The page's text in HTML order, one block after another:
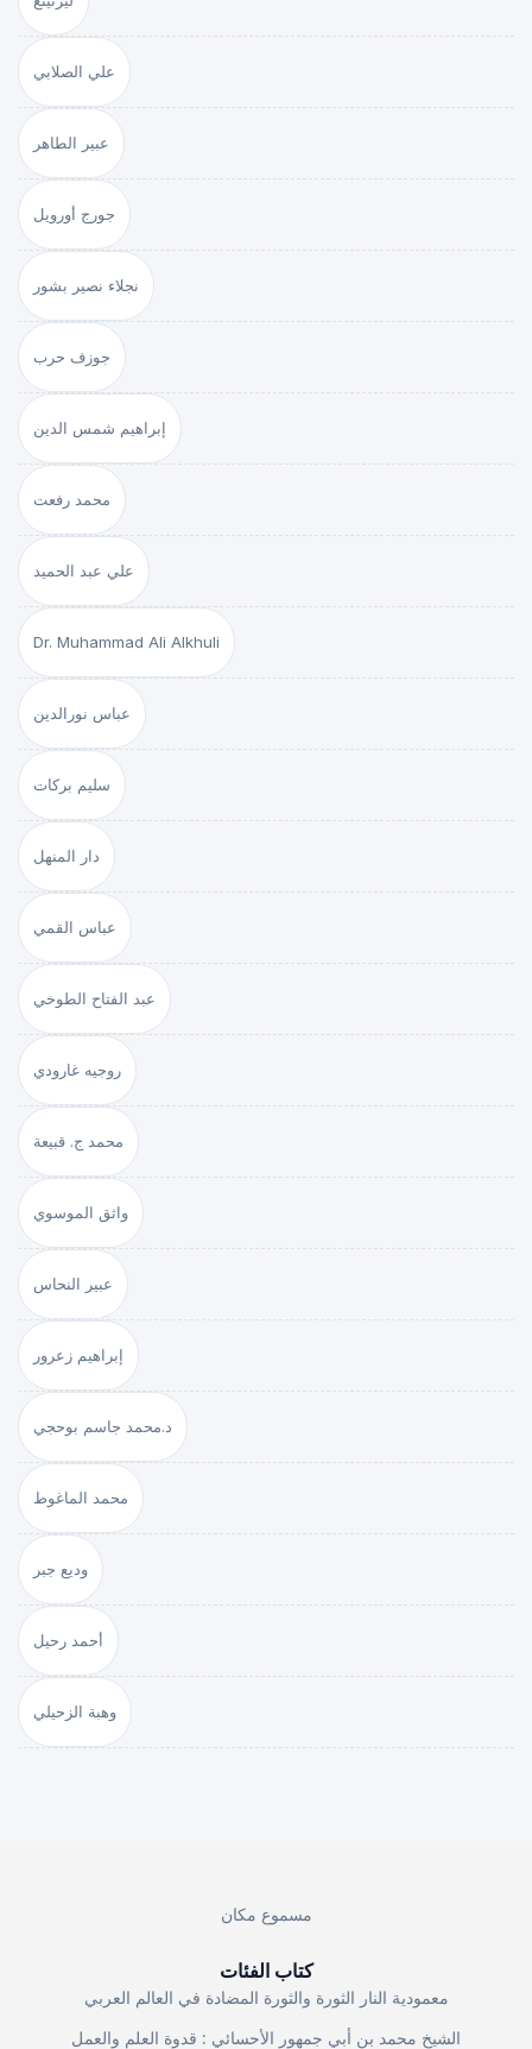
علي الصلابي
عبير الطاهر
جورج أورويل
نجلاء نصير بشور
جوزف حرب
إبراهيم شمس الدين
محمد رفعت
علي عبد الحميد
Dr. Muhammad Ali Alkhuli
عباس نورالدين
سليم بركات
دار المنهل
عباس القمي
عبد الفتاح الطوخي
روجيه غارودي
محمد ج. قبيعة
واثق الموسوي
عبير النحاس
إبراهيم زعرور
د.محمد جاسم بوحجي
محمد الماغوط
وديع جبر
أحمد رحيل
وهبة الزحيلي
مسموع مكان
كتاب الفئات
معمودية النار الثورة والثورة المضادة في العالم العربي
الشيخ محمد بن أبي جمهور الأحسائي : قدوة العلم والعمل